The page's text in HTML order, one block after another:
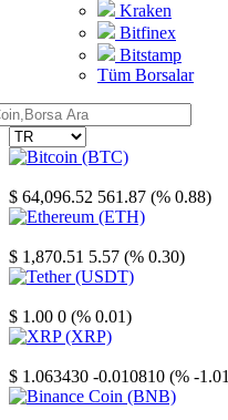
Kraken
Bitfinex
Bitstamp
Tüm Borsalar
$ 64,096.52 561.87 (% 0.88)
$ 1,870.51 5.57 (% 0.30)
$ 1.00 0 (% 0.01)
$ 1.063430 -0.010810 (% -